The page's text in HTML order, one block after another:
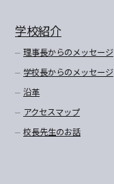
学校紹介
理事長からのメッセージ
学校長からのメッセージ
沿革
アクセスマップ
校長先生のお話